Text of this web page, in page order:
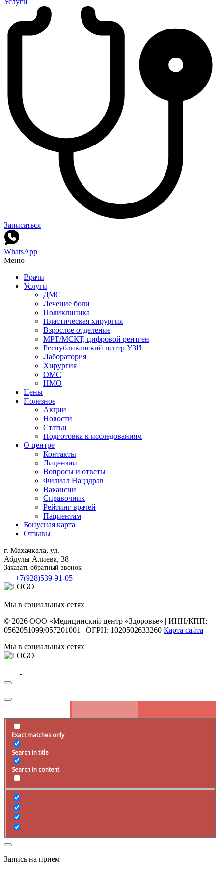
Записаться
WhatsApp
Меню
Врачи
Услуги
ДМС
Лечение боли
Поликлиника
Пластическая хирургия
Взрослое отделение
МРТ/МСКТ, цифровой рентген
Республиканский центр УЗИ
Лаборатория
Хирургия
ОМС
НМО
Цены
Полезное
Акции
Новости
Статьи
Подготовка к исследованиям
О центре
Контакты
Лицензии
Вопросы и ответы
Филиал Нацздрав
Вакансии
Справочник
Рейтинг врачей
Пациентам
Бонусная карта
Отзывы
г. Махачкала, ул.
Абдулы Алиева, 38
Заказать обратный звонок
+7(928)539-91-05
Мы в социальных сетях
© 2026 ООО «Медицинский центр «Здоровье» | ИНН/КПП:
0562051099/057201001 | ОГРН: 1020502633260 Карта сайта
Мы в социальных сетях
Exact matches only
Search in title
Search in content
Запись на прием